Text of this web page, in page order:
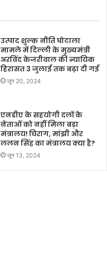
उत्पाद शुल्क नीति घोटाला
मामले में दिल्ली के मुख्यमंत्री
अरविंद केजरीवाल की न्यायिक
हिरासत 3 जुलाई तक बढ़ा दी गई
जून 20, 2024
एनडीए के सहयोगी दलों के
नेताओं को नहीं मिला बड़ा
मंत्रालय! चिराग, मांझी और
ललन सिंह का मंत्रालय क्या है?
जून 13, 2024